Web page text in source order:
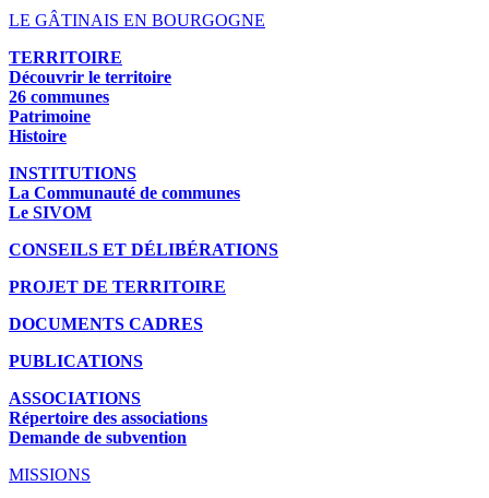
LE GÂTINAIS EN BOURGOGNE
TERRITOIRE
Découvrir le territoire
26 communes
Patrimoine
Histoire
INSTITUTIONS
La Communauté de communes
Le SIVOM
CONSEILS ET DÉLIBÉRATIONS
PROJET DE TERRITOIRE
DOCUMENTS CADRES
PUBLICATIONS
ASSOCIATIONS
Répertoire des associations
Demande de subvention
MISSIONS